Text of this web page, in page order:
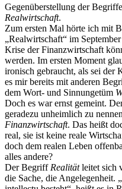
Gegenüberstellung der Begriffe
Realwirtschaft.
Zum ersten Mal hörte ich mit
„Realwirtschaft“ im
Krise der Finanzwirtschaft
werden. Im ersten Moment
ironisch gebraucht, als sei der
es mir bereits mit anderen
dem Wort- und Sinnungetüm
Doch es war ernst gemeint.
geradezu unheimlich zu
Finanzwirtschaft. Das heißt
real, sie ist keine reale
doch dem realen Leben
alles andere?
Der Begriff Realitätleitet sich
die Sache, die Angelegenheit.